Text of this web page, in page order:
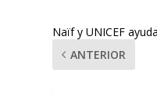
Naïf y UNICEF
ANTERIOR